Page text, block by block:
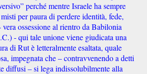
perché mentre Israele ha sempre
per paura di perdere identità, fede,
ossessione al rientro da Babilonia
- qui tale unione viene giudicata una
di Rut è letteralmente esaltata, quale
impegnata che – contravvenendo a detti
diffusi – si lega indissolubilmente alla